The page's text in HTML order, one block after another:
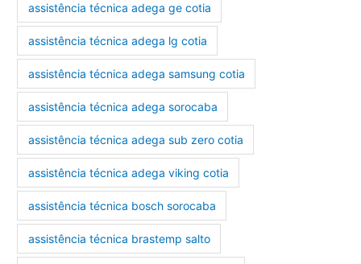
assistência técnica adega ge cotia
assistência técnica adega lg cotia
assistência técnica adega samsung cotia
assistência técnica adega sorocaba
assistência técnica adega sub zero cotia
assistência técnica adega viking cotia
assistência técnica bosch sorocaba
assistência técnica brastemp salto